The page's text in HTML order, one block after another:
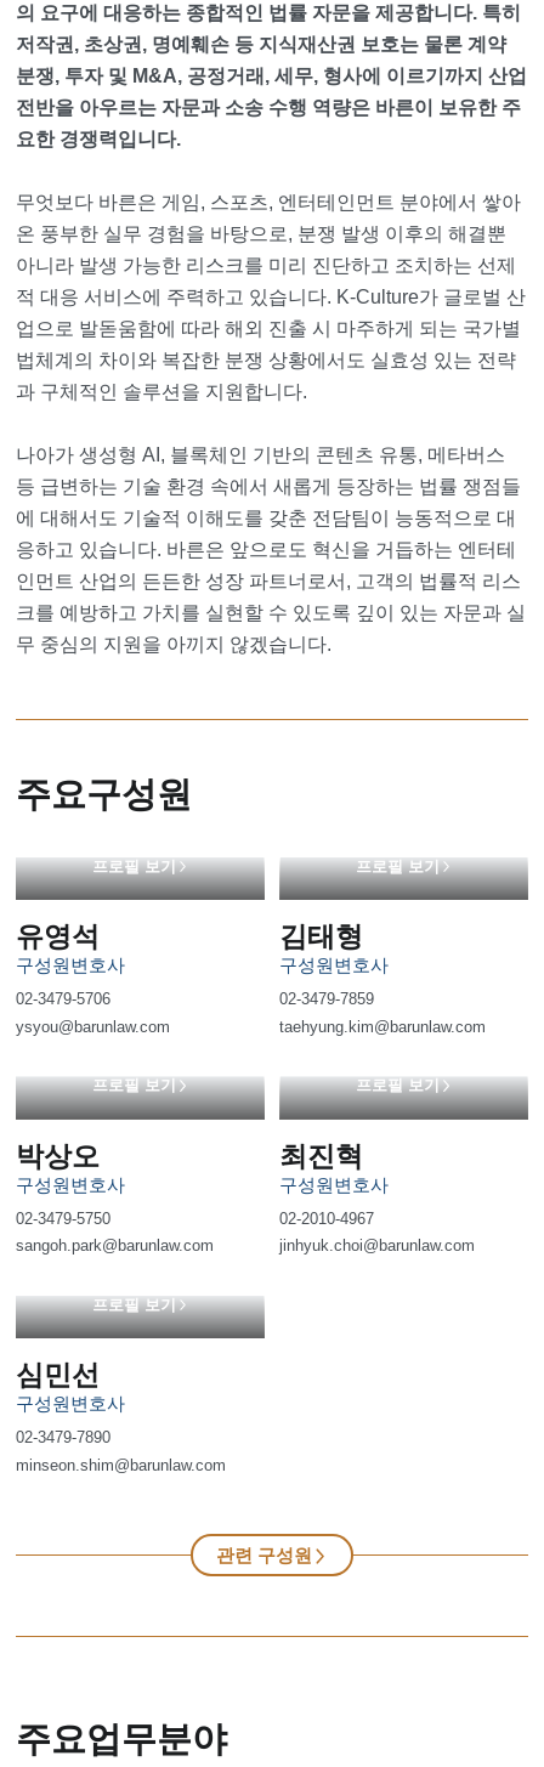
의 요구에 대응하는 종합적인 법률 자문을 제공합니다. 특히
저작권, 초상권, 명예훼손 등 지식재산권 보호는 물론 계약
분쟁, 투자 및 M&A, 공정거래, 세무, 형사에 이르기까지 산업
전반을 아우르는 자문과 소송 수행 역량은 바른이 보유한 주
요한 경쟁력입니다.
무엇보다 바른은 게임, 스포츠, 엔터테인먼트 분야에서 쌓아
온 풍부한 실무 경험을 바탕으로, 분쟁 발생 이후의 해결뿐
아니라 발생 가능한 리스크를 미리 진단하고 조치하는 선제
적 대응 서비스에 주력하고 있습니다. K-Culture가 글로벌 산
업으로 발돋움함에 따라 해외 진출 시 마주하게 되는 국가별
법체계의 차이와 복잡한 분쟁 상황에서도 실효성 있는 전략
과 구체적인 솔루션을 지원합니다.
나아가 생성형 AI, 블록체인 기반의 콘텐츠 유통, 메타버스
등 급변하는 기술 환경 속에서 새롭게 등장하는 법률 쟁점들
에 대해서도 기술적 이해도를 갖춘 전담팀이 능동적으로 대
응하고 있습니다. 바른은 앞으로도 혁신을 거듭하는 엔터테
인먼트 산업의 든든한 성장 파트너로서, 고객의 법률적 리스
크를 예방하고 가치를 실현할 수 있도록 깊이 있는 자문과 실
무 중심의 지원을 아끼지 않겠습니다.
주요구성원
프로필 보기
유영석
구성원변호사
02-3479-5706
ysyou@barunlaw.com
프로필 보기
김태형
구성원변호사
02-3479-7859
taehyung.kim@barunlaw.com
프로필 보기
박상오
구성원변호사
02-3479-5750
sangoh.park@barunlaw.com
프로필 보기
최진혁
구성원변호사
02-2010-4967
jinhyuk.choi@barunlaw.com
프로필 보기
심민선
구성원변호사
02-3479-7890
minseon.shim@barunlaw.com
관련 구성원
주요업무분야